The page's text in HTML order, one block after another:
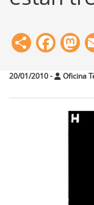
Share
20/01/2010- Oficina